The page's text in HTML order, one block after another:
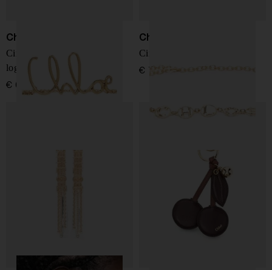
Chloé
Cintura iconica Chloè con
logo
€ 690,00
Chloé
Cintura Chloé Script
€ 790,00